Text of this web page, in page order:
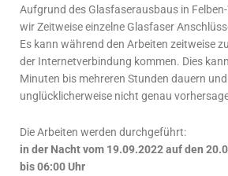
Aufgrund des Glasfaserausbaus in
wir Zeitweise einzelne Glasfaser
Es kann während den Arbeiten zeitweise
der Internetverbindung kommen. Dies
Minuten bis mehreren Stunden dauern
unglücklicherweise nicht genau
Die Arbeiten werden durchgeführt:
in der Nacht vom 19.09.2022 auf den
bis 06:00 Uhr